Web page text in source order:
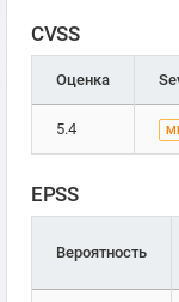
CVSS
Оценка
5.4
EPSS
Вероятность